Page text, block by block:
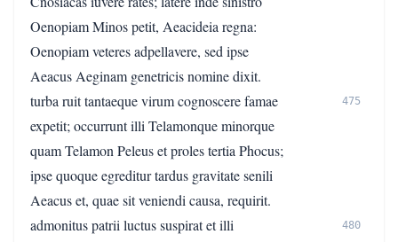
Oenopiam Minos petit, Aeacideia regna:
Oenopiam veteres adpellavere, sed ipse
Aeacus Aeginam genetricis nomine dixit.
turba ruit tantaeque virum cognoscere famae
475
expetit; occurrunt illi Telamonque minorque
quam Telamon Peleus et proles tertia Phocus;
ipse quoque egreditur tardus gravitate senili
Aeacus et, quae sit veniendi causa, requirit.
admonitus patrii luctus suspirat et illi
480